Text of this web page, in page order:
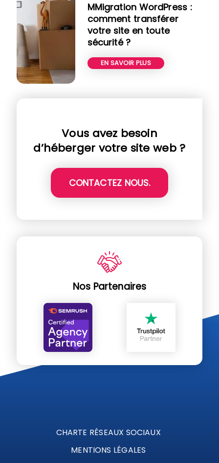
MMigration WordPress :
comment transférer
votre site en toute
sécurité ?
EN SAVOIR PLUS
Vous avez besoin
d’héberger votre site web ?
CONTACTEZ NOUS.
Nos Partenaires
CHARTE RÉSEAUX SOCIAUX
MENTIONS LÉGALES